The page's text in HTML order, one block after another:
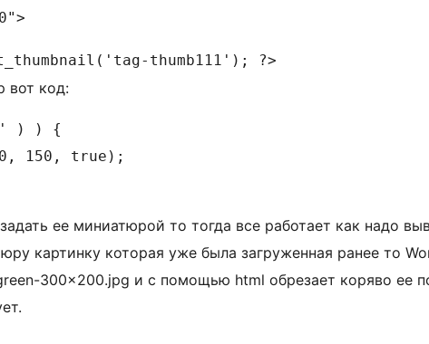
thumb111'); ?>
вот код:
) ) {
150, true);
ее миниатюрой то тогда все работает как надо
картинку которая уже была загруженная ранее то
300×200.jpg и с помощью html обрезает коряво ее